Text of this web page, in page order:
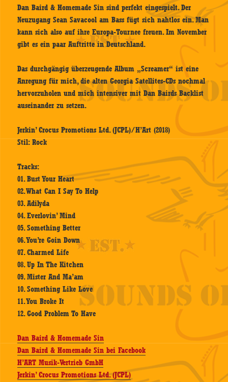
Dan Baird & Homemade Sin sind perfekt eingespielt. Der
Neuzugang Sean Savacool am Bass fügt sich nahtlos ein. Man
kann sich also auf ihre Europa-Tournee freuen. Im November
gibt es ein paar Auftritte in Deutschland.
Das durchgängig überzeugende Album „Screamer“ ist eine
Anregung für mich, die alten Georgia Satellites-CDs nochmal
hervorzuholen und mich intensiver mit Dan Bairds Backlist
auseinander zu setzen.
Jerkin’ Crocus Promotions Ltd. (JCPL)/H’Art (2018)
Stil: Rock
Tracks:
01. Bust Your Heart
02. What Can I Say To Help
03. Adilyda
04. Everlovin’ Mind
05. Something Better
06. You’re Goin Down
07. Charmed Life
08. Up In The Kitchen
09. Mister And Ma’am
10. Something Like Love
11. You Broke It
12. Good Problem To Have
Dan Baird & Homemade Sin
Dan Baird & Homemade Sin bei Facebook
H’ART Musik-Vertrieb GmbH
Jerkin’ Crocus Promotions Ltd. (JCPL)